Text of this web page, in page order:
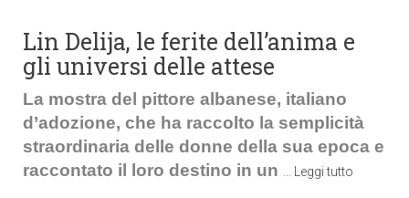
Lin Delija, le ferite dell’anima e
gli universi delle attese
La mostra del pittore albanese, italiano
d’adozione, che ha raccolto la semplicità
straordinaria delle donne della sua epoca e
raccontato il loro destino in un
Leggi tutto